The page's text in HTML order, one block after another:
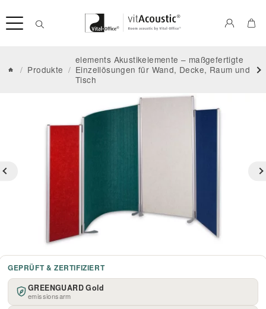
/ Produkte /
elements Akustikelemente – maßgefertigte
Einzellösungen für Wand, Decke, Raum und
Tisch
GEPRÜFT & ZERTIFIZIERT
GREENGUARD Gold
emissionsarm